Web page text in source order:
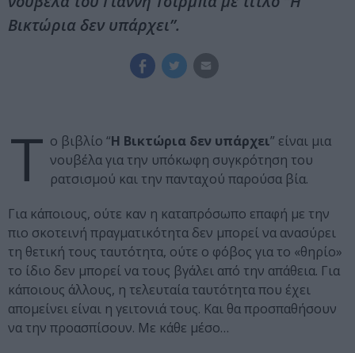
Βικτώρια δεν υπάρχει”.
Τ ο βιβλίο “Η Βικτώρια δεν υπάρχει” είναι μια
νουβέλα για την υπόκωφη συγκρότηση του
ρατσισμού και την πανταχού παρούσα βία.
Για κάποιους, ούτε καν η καταπρόσωπο επαφή με την
πιο σκοτεινή πραγματικότητα δεν μπορεί να ανασύρει
τη θετική τους ταυτότητα, ούτε ο φόβος για το «θηρίο»
το ίδιο δεν μπορεί να τους βγάλει από την απάθεια. Για
κάποιους άλλους, η τελευταία ταυτότητα που έχει
απομείνει είναι η γειτονιά τους. Και θα προσπαθήσουν
να την προασπίσουν. Με κάθε μέσο…